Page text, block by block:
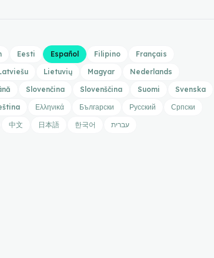
Eesti Español Filipino
Français
Lietuvių Magyar
Nederlands
Slovenčina Slovenščina Suomi
Svenska
Ελληνικά Български Русский
Српски
中文 日本語 한국어 עברית